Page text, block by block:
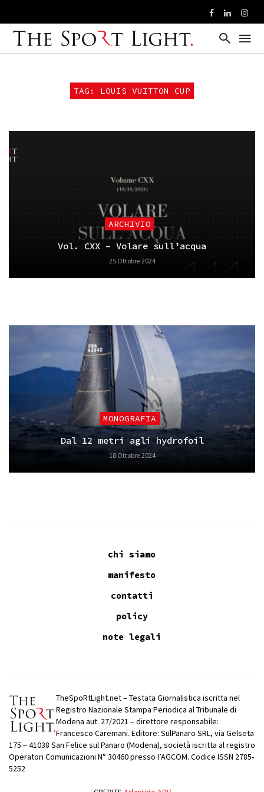
TAG: LOUIS VUITTON CUP
ARCHIVIO
Vol. CXX – Volare sull’acqua
25 Ottobre 2024
MONOGRAFIA
Dal 12 metri agli hydrofoil
18 Ottobre 2024
chi siamo
manifesto
contatti
policy
note legali
TheSpoRtLight.net – Testata Giornalistica iscritta nel
Registro Nazionale Stampa Periodica al Tribunale di
Modena aut. 27/2021 – direttore responsabile:
Francesco Caremani. Editore: SulPanaro SRL, via Gelseta
175 – 41038 San Felice sul Panaro (Modena), società iscritta al registro
Operatori Comunicazioni N° 30460 presso l’AGCOM. Codice ISSN 2785-
5252